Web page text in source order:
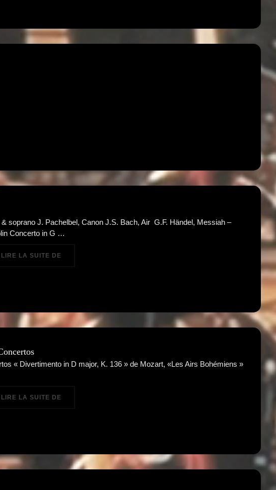
soprano J. Pachelbel, Canon J.S. Bach, Air G.F. Händel, Messiah –
Concerto in G …
LIRE LA SUITE DE
« Divertimento in D major, K. 136 » de Mozart, «Les Airs Bohémiens »
LIRE LA SUITE DE